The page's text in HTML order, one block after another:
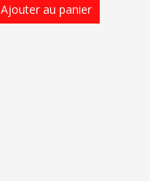
initial
était :
Ajouter au panier